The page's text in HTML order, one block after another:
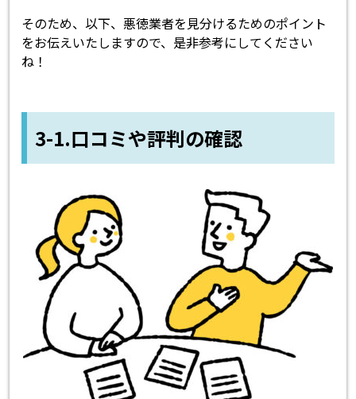
そのため、以下、悪徳業者を見分けるためのポイント
をお伝えいたしますので、是非参考にしてください
ね！
3-1.口コミや評判の確認